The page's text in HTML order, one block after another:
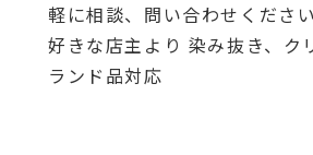
軽に相談、問い合わせくださ
好きな店主より 染み抜き、ク
ランド品対応